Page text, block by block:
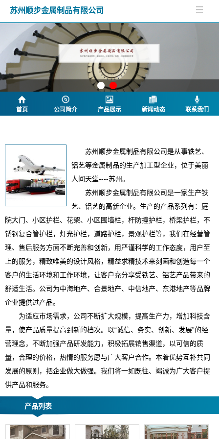
苏州顺步金属制品有限公司
首页 公司简介 产品展示 新闻动态 联系我们
苏州顺步金属制品有限公司是从事铁艺、
铝艺等金属制品的生产加工型企业，位于美丽
人间天堂----苏州。
苏州顺步金属制品有限公司是一家生产铁
艺、铝艺的高新企业。生产的产品系列有：庭
院大门、小区护栏、花架、小区围墙栏，杆防撞护栏，桥梁护栏，不
锈钢复合管护栏，灯光护栏，道路护栏，景观护栏等，我们在经营管
理、售后服务方面不断完善和创新，用严谨科学的工作态度，用户至
上的服务，精致唯美的设计风格，精益求精技术来刻画和创造每一个
客户的生活环境和工作环境，让客户充分享受铁艺、铝艺产品带来的
舒适生活。公司为中海地产、合景地产、中信地产、东港地产等品牌
企业提供过产品。
为适应市场需求，公司不断扩大规模，提高生产力，增加科技含
量，使产品质量提高到新的档次。以“诚信、务实、创新、发展”的经
营理念，不断加强产品研发能力，积极拓展销售渠道，以可信的质
量，合理的价格，热情的服务愿与广大客户合作。本着优势互补共同
发展的原则，把企业做大做强。我们将一如既往、竭诚为广大客户提
供产品和服务。
产品列表